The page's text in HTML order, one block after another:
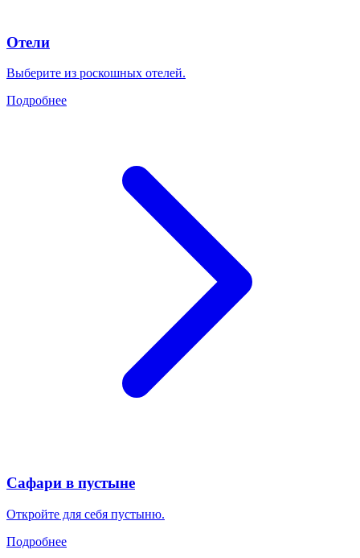
Отели
Выберите из роскошных отелей.
Подробнее
Сафари в пустыне
Откройте для себя пустыню.
Подробнее